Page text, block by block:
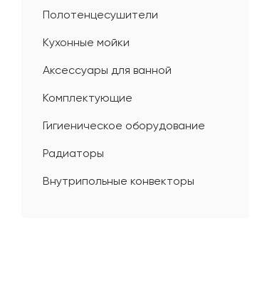
Полотенцесушители
Кухонные мойки
Аксессуары для ванной
Комплектующие
Гигиеническое оборудование
Радиаторы
Внутрипольные конвекторы